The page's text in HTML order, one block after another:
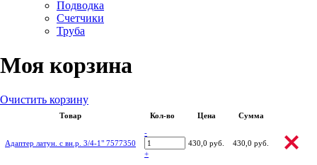
Подводка
Счетчики
Труба
Моя корзина
Очистить корзину
Товар Кол-во Цена Сумма
Адаптер латун. с вн.р. 3/4-1" 7577350
-
+
430,0 руб. 430,0 руб.